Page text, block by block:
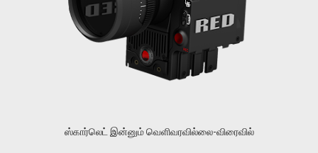
ஸ்கார்லெட் இன்னும் வெளிவரவில்லை-விரைவில்